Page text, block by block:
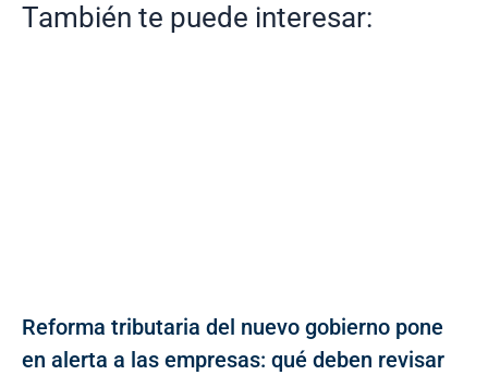
También te puede interesar:
Reforma tributaria del nuevo gobierno pone
en alerta a las empresas: qué deben revisar